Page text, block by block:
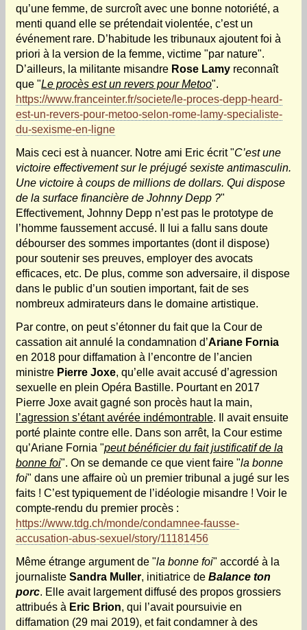
qu’une femme, de surcroît avec une bonne notoriété, a
menti quand elle se prétendait violentée, c’est un
événement rare. D’habitude les tribunaux ajoutent foi à
priori à la version de la femme, victime "par nature".
D’ailleurs, la militante misandre Rose Lamy reconnaît
que "Le procès est un revers pour Metoo".
https://www.franceinter.fr/societe/le-proces-depp-heard-
est-un-revers-pour-metoo-selon-rome-lamy-specialiste-
du-sexisme-en-ligne
Mais ceci est à nuancer. Notre ami Eric écrit "C’est une
victoire effectivement sur le préjugé sexiste antimasculin.
Une victoire à coups de millions de dollars. Qui dispose
de la surface financière de Johnny Depp ?"
Effectivement, Johnny Depp n’est pas le prototype de
l’homme faussement accusé. Il lui a fallu sans doute
débourser des sommes importantes (dont il dispose)
pour soutenir ses preuves, employer des avocats
efficaces, etc. De plus, comme son adversaire, il dispose
dans le public d’un soutien important, fait de ses
nombreux admirateurs dans le domaine artistique.
Par contre, on peut s’étonner du fait que la Cour de
cassation ait annulé la condamnation d’Ariane Fornia
en 2018 pour diffamation à l’encontre de l’ancien
ministre Pierre Joxe, qu’elle avait accusé d’agression
sexuelle en plein Opéra Bastille. Pourtant en 2017
Pierre Joxe avait gagné son procès haut la main,
l’agression s’étant avérée indémontrable. Il avait ensuite
porté plainte contre elle. Dans son arrêt, la Cour estime
qu’Ariane Fornia "peut bénéficier du fait justificatif de la
bonne foi". On se demande ce que vient faire "la bonne
foi" dans une affaire où un premier tribunal a jugé sur les
faits ! C’est typiquement de l’idéologie misandre ! Voir le
compte-rendu du premier procès :
https://www.tdg.ch/monde/condamnee-fausse-
accusation-abus-sexuel/story/11181456
Même étrange argument de "la bonne foi" accordé à la
journaliste Sandra Muller, initiatrice de Balance ton
porc. Elle avait largement diffusé des propos grossiers
attribués à Eric Brion, qui l’avait poursuivie en
diffamation (29 mai 2019), et fait condamner à des